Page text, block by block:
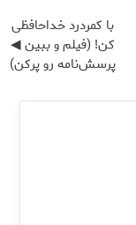
با کمردرد خداحافظی
کن! (فیلم و ببین ◀
پرسش‌نامه رو پرکن)